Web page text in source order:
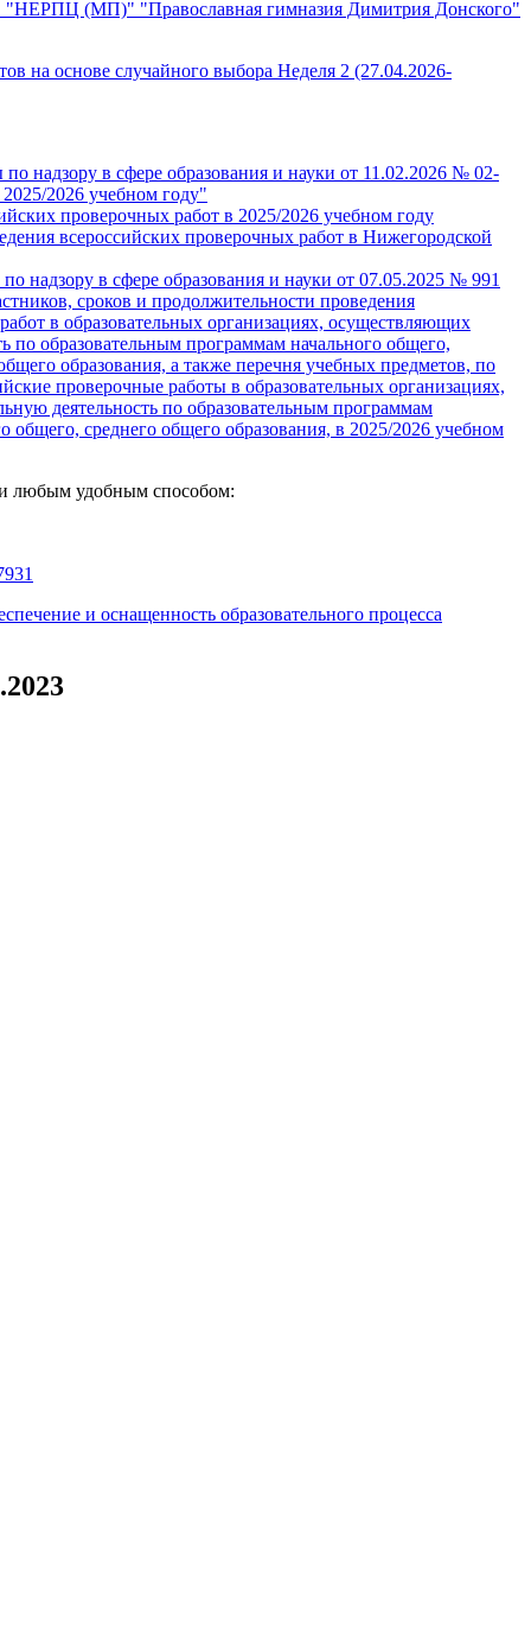
(МП)" "Православная гимназия Димитрия Донского"
на основе случайного выбора Неделя 2 (27.04.2026-
надзору в сфере образования и науки от 11.02.2026 № 02-
2026 учебном году"
проверочных работ в 2025/2026 учебном году
всероссийских проверочных работ в Нижегородской
надзору в сфере образования и науки от 07.05.2025 № 991
сроков и продолжительности проведения
в образовательных организациях, осуществляющих
по образовательным программам начального общего,
образования, а также перечня учебных предметов, по
проверочные работы в образовательных организациях,
деятельность по образовательным программам
общего, среднего общего образования, в 2025/2026 учебном
любым удобным способом:
и оснащенность образовательного процесса